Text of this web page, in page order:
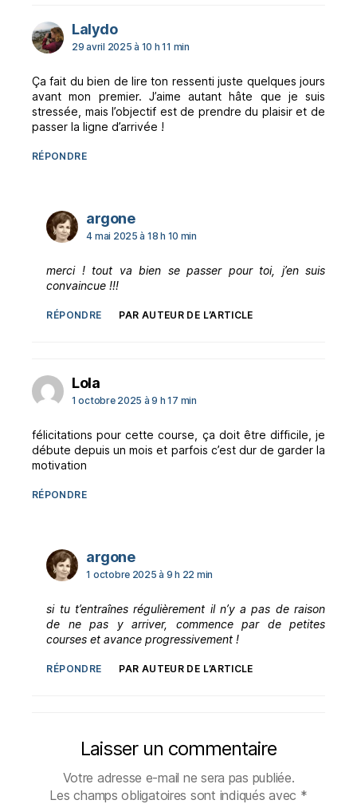
Lalydodit :
29 avril 2025 à 10 h 11 min
Ça fait du bien de lire ton ressenti juste quelques jours
avant mon premier. J’aime autant hâte que je suis
stressée, mais l’objectif est de prendre du plaisir et de
passer la ligne d’arrivée !
RÉPONDRE
argonedit :
4 mai 2025 à 18 h 10 min
merci ! tout va bien se passer pour toi, j’en suis
convaincue !!!
RÉPONDRE PAR AUTEUR DE L’ARTICLE
Loladit :
1 octobre 2025 à 9 h 17 min
félicitations pour cette course, ça doit être difficile, je
débute depuis un mois et parfois c’est dur de garder la
motivation
RÉPONDRE
argonedit :
1 octobre 2025 à 9 h 22 min
si tu t’entraînes régulièrement il n’y a pas de raison
de ne pas y arriver, commence par de petites
courses et avance progressivement !
RÉPONDRE PAR AUTEUR DE L’ARTICLE
Laisser un commentaire
Votre adresse e-mail ne sera pas publiée.
Les champs obligatoires sont indiqués avec *